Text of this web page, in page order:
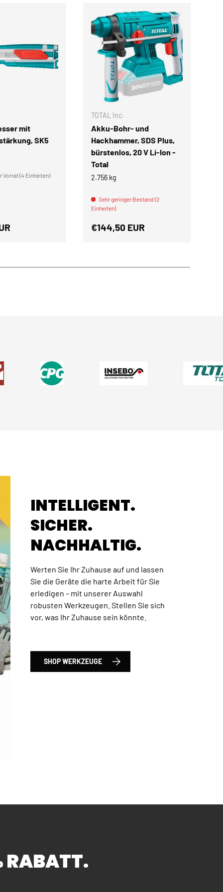
mit
SK5
Vorrat (4 Einheiten)
Preis
TOTAL Inc.
Akku-Bohr- und
Hackhammer, SDS Plus,
bürstenlos, 20 V Li-Ion -
Total
2.756 kg
Sehr geringer Bestand (2
Einheiten)
Normaler Preis
€144,50 EUR
IN DEN
Satz Werkzeuge und Bohrer, 120-tlg., HSS
INTELLIGENT.
SICHER.
NACHHALTIG.
Werten Sie Ihr Zuhause auf und lassen
Sie die Geräte die harte Arbeit für Sie
erledigen – mit unserer Auswahl
robusten Werkzeugen. Stellen Sie sich
vor, was Ihr Zuhause sein könnte.
SHOP WERKZEUGE
RABATT.